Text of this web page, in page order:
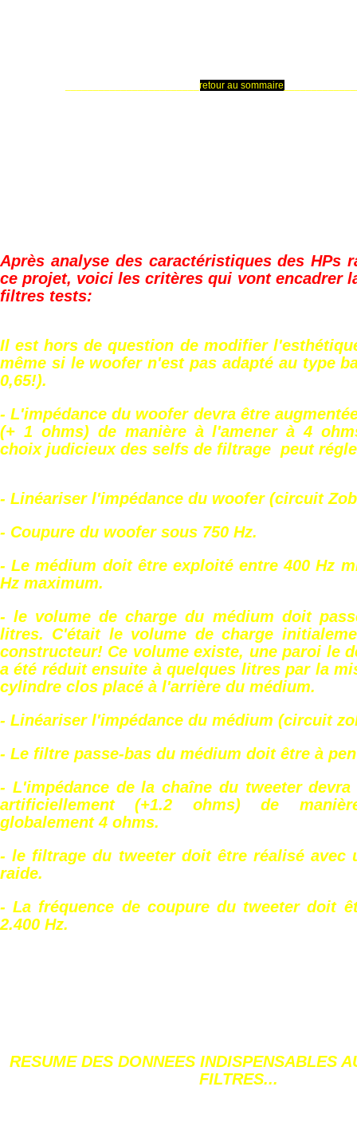
________________________retour au sommaire
Après analyse des caractéristiques des HPs
ce projet, voici les critères qui vont encadrer
filtres tests:
Il est hors de question de modifier
même si le woofer n'est pas adapté au type
0,65!).
- L'impédance du woofer devra être
(+ 1 ohms) de manière à l'amener à 4
choix judicieux des selfs de filtrage peut
- Linéariser l'impédance du woofer (circuit
- Coupure du woofer sous 750 Hz.
- Le médium doit être exploité entre 400 Hz
Hz maximum.
- le volume de charge du médium doit
litres. C'était le volume de charge
constructeur! Ce volume existe, une paroi le
a été réduit ensuite à quelques litres par la
cylindre clos placé à l'arrière du médium.
- Linéariser l'impédance du médium (circuit
- Le filtre passe-bas du médium doit être à
- L'impédance de la chaîne du tweeter devra
artificiellement (+1.2 ohms) de
globalement 4 ohms.
- le filtrage du tweeter doit être réalisé avec
raide.
- La fréquence de coupure du tweeter doit
2.400 Hz.
RESUME DES DONNEES INDISPENSABLES
FILTRES...